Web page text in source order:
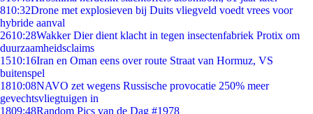
810:32Drone met explosieven bij Duits vliegveld voedt vrees voor
hybride aanval
2610:28Wakker Dier dient klacht in tegen insectenfabriek Protix om
duurzaamheidsclaims
1510:16Iran en Oman eens over route Straat van Hormuz, VS
buitenspel
1810:08NAVO zet wegens Russische provocatie 250% meer
gevechtsvliegtuigen in
1809:48Random Pics van de Dag #1978